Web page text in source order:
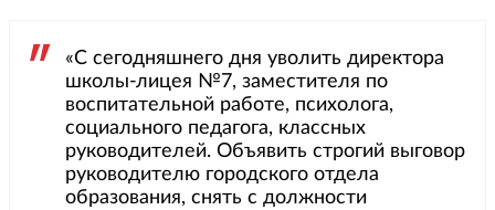
«С сегодняшнего дня уволить директора
школы-лицея №7, заместителя по
воспитательной работе, психолога,
социального педагога, классных
руководителей. Объявить строгий выговор
руководителю городского отдела
образования, снять с должности